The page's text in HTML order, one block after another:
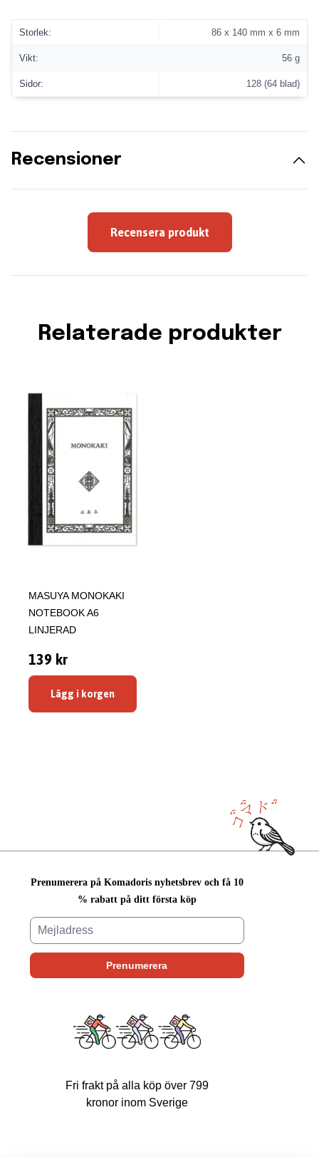
Storlek: 86 x 140 mm x 6 mm
Vikt: 56 g
Sidor: 128 (64 blad)
Recensioner
Recensera produkt
Relaterade produkter
MASUYA MONOKAKI
NOTEBOOK A6
LINJERAD
139 kr
Lägg i korgen
Prenumerera på Komadoris nyhetsbrev och få 10
% rabatt på ditt första köp
Fri frakt på alla köp över 799
kronor inom Sverige